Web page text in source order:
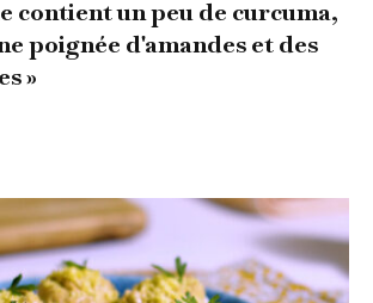
contient un peu de curcuma,
poignée d'amandes et des
»